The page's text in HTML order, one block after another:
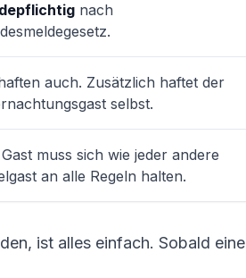
nach
auch. Zusätzlich haftet der
selbst.
muss sich wie jeder andere
an alle Regeln halten.
ist alles einfach. Sobald eine